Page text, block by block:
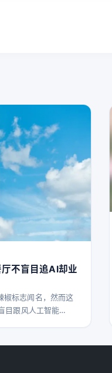
不盲目追AI却业
椒标志闻名，然而这
目跟风人工智能